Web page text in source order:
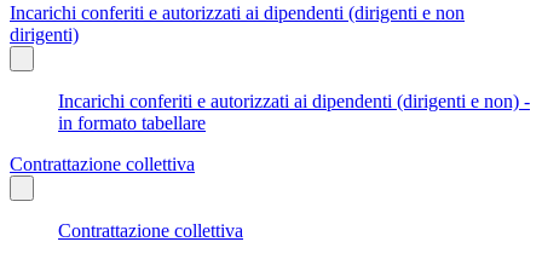
Incarichi conferiti e autorizzati ai dipendenti (dirigenti e non
dirigenti)
Incarichi conferiti e autorizzati ai dipendenti (dirigenti e non) -
in formato tabellare
Contrattazione collettiva
Contrattazione collettiva